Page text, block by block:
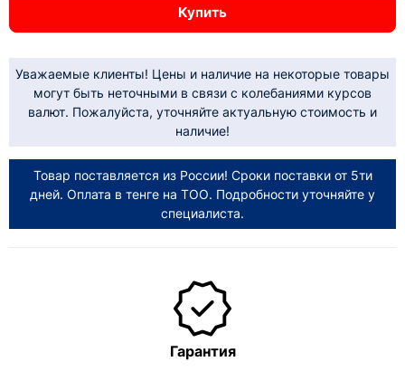
Купить
Уважаемые клиенты! Цены и наличие на некоторые товары
могут быть неточными в связи с колебаниями курсов
валют. Пожалуйста, уточняйте актуальную стоимость и
наличие!
Товар поставляется из России! Сроки поставки от 5ти
дней. Оплата в тенге на ТОО. Подробности уточняйте у
специалиста.
Гарантия